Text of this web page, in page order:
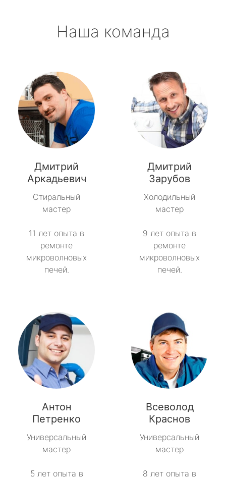
Наша команда
Дмитрий
Аркадьевич
Стиральный
мастер
11 лет опыта в
ремонте
микроволновых
печей.
Дмитрий
Зарубов
Холодильный
мастер
9 лет опыта в
ремонте
микроволновых
печей.
Антон
Петренко
Универсальный
мастер
5 лет опыта в
Всеволод
Краснов
Универсальный
мастер
8 лет опыта в